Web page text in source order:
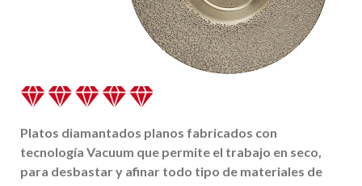
Platos diamantados planos fabricados con
tecnología Vacuum que permite el trabajo en seco,
para desbastar y afinar todo tipo de materiales de